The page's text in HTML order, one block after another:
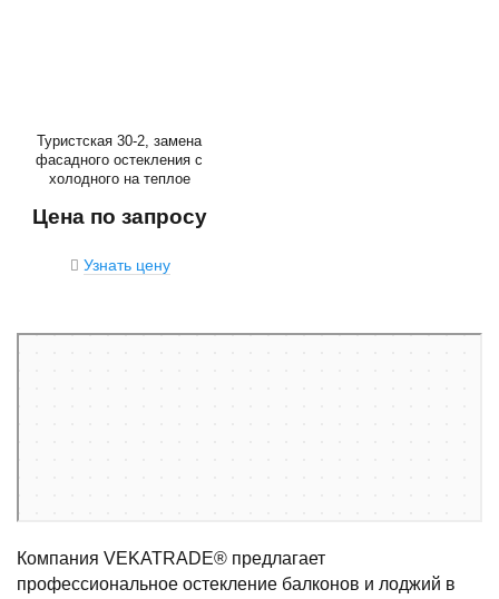
Туристская 30-2, замена
фасадного остекления с
холодного на теплое
Цена по запросу
Узнать цену
Компания VEKATRADE® предлагает
профессиональное остекление балконов и лоджий в